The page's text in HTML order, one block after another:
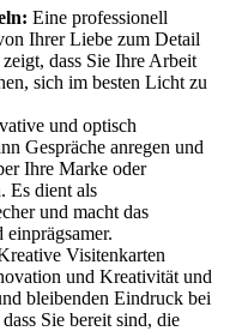
Eine professionell
Ihrer Liebe zum Detail
dass Sie Ihre Arbeit
sich im besten Licht zu
und optisch
Gespräche anregen und
Ihre Marke oder
Es dient als
und macht das
Visitenkarten
und Kreativität und
bleibenden Eindruck bei
Sie bereit sind, die